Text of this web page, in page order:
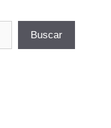
Buscar